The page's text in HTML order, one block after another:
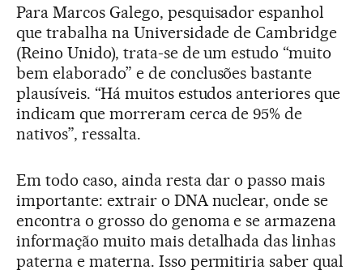
Para Marcos Galego, pesquisador espanhol
que trabalha na Universidade de Cambridge
(Reino Unido), trata-se de um estudo “muito
bem elaborado” e de conclusões bastante
plausíveis. “Há muitos estudos anteriores que
indicam que morreram cerca de 95% de
nativos”, ressalta.
Em todo caso, ainda resta dar o passo mais
importante: extrair o DNA nuclear, onde se
encontra o grosso do genoma e se armazena
informação muito mais detalhada das linhas
paterna e materna. Isso permitiria saber qual